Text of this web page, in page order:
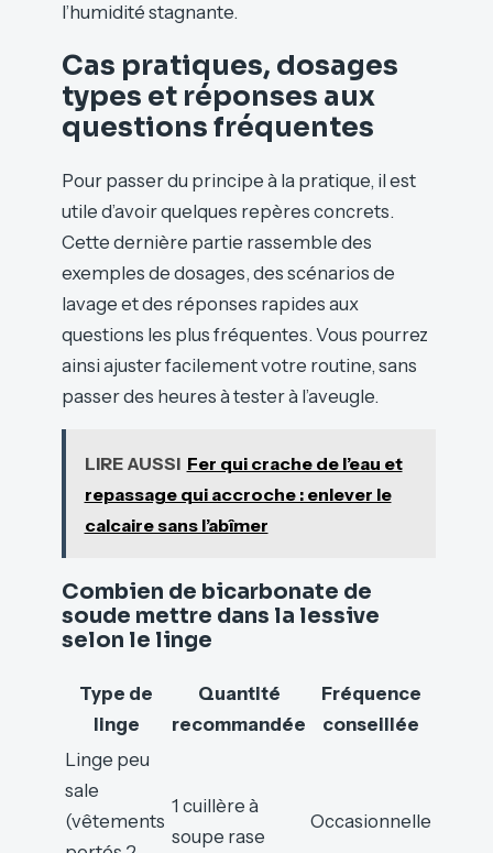
l’humidité stagnante.
Cas pratiques, dosages
types et réponses aux
questions fréquentes
Pour passer du principe à la pratique, il est
utile d’avoir quelques repères concrets.
Cette dernière partie rassemble des
exemples de dosages, des scénarios de
lavage et des réponses rapides aux
questions les plus fréquentes. Vous pourrez
ainsi ajuster facilement votre routine, sans
passer des heures à tester à l’aveugle.
LIRE AUSSI Fer qui crache de l’eau et
repassage qui accroche : enlever le
calcaire sans l’abîmer
Combien de bicarbonate de
soude mettre dans la lessive
selon le linge
Type de
linge
Quantité
recommandée
Fréquence
conseillée
Linge peu
sale
(vêtements
1 cuillère à
soupe rase
Occasionnelle